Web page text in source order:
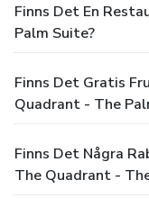
Finns Det En
Palm Suite?
Finns Det Gratis
Quadrant - The
Finns Det Några
The Quadrant -